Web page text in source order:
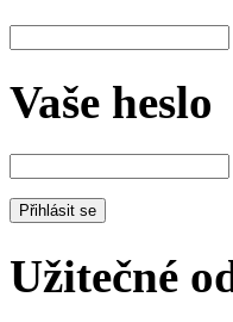
Vaše heslo
Užitečné